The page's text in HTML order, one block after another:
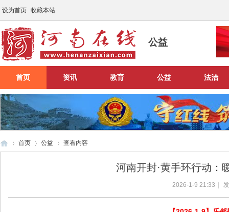
设为首页 收藏本站
公益
首页 资讯 教育 公益 法治
首页 公益 查看内容
河南开封·黄手环行动：
2026-1-9 21:33